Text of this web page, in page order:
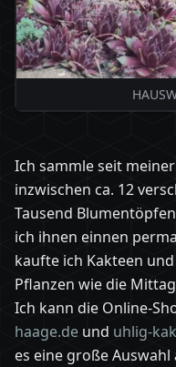
Ich sammle seit
inzwischen ca. 12
Tausend
ich ihnen einnen
kaufte ich Kakteen
Pflanzen wie die
Ich kann die Online-
haage.de und uhlig-
es eine große